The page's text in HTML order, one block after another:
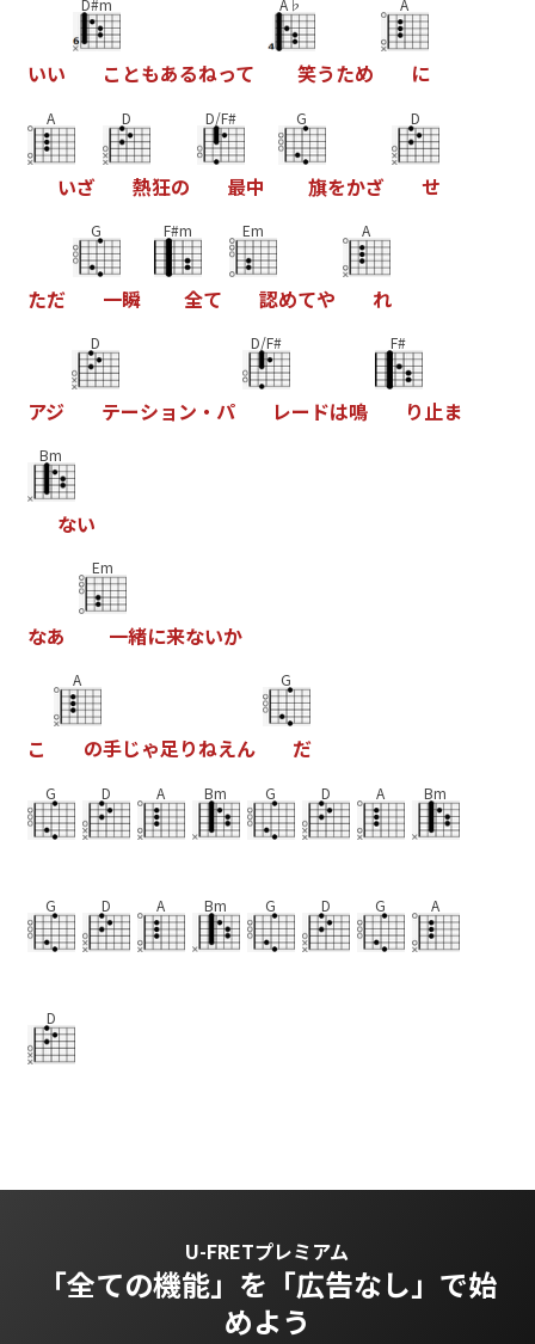
いい
D#m
こ ともあるねって
A♭
笑うため
A
に
A
いざ
D
熱狂の
D/F#
最中
G
旗をかざ
D
せ
ただ
G
一瞬
F#m
全て
Em
認めてや
A
れ
アジ
D
テーショ ン ・ パ
D/F#
レー ドは鳴
F#
り止ま
Bm
ない
なあ
Em
一緒に来ないか
こ
A
の手じゃ足りねえん
G
だ
G D A Bm G D A Bm
G D A Bm G D G A
D
U-FRETプレミアム
「全ての機能」を 「広告なし」で始
めよう